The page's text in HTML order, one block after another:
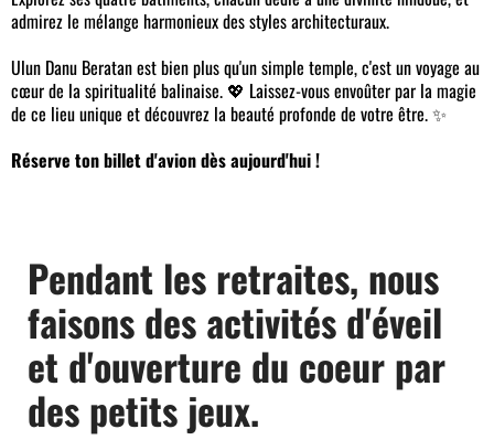
admirez le mélange harmonieux des styles architecturaux.
Ulun Danu Beratan est bien plus qu'un simple temple, c'est un voyage au
cœur de la spiritualité balinaise. 💖 Laissez-vous envoûter par la magie
de ce lieu unique et découvrez la beauté profonde de votre être. ✨
Réserve ton billet d'avion dès aujourd'hui !
Pendant les retraites, nous
faisons des activités d'éveil
et d'ouverture du coeur par
des petits jeux.